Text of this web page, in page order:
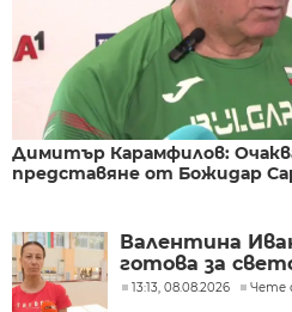
Димитър Карамфилов:
представяне от Божидар
Валентина
готова за
13:13, 08.08.2026 Чете